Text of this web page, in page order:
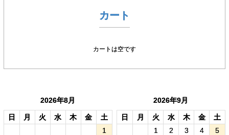
カート
カートは空です
2026年8月
日 月 火 水 木 金
土
1
2026年9月
日 月 火 水 木 金
土
1
2 3 4
5